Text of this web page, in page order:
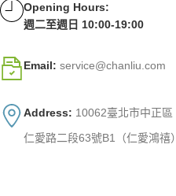
Opening Hours:
週二至週日 10:00-19:00
Email: service@chanliu.com
Address: 10062臺北市中正區
仁愛路二段63號B1（仁愛鴻禧）